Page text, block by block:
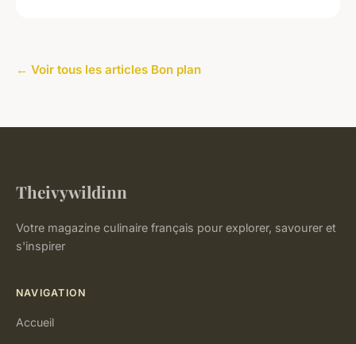
← Voir tous les articles Bon plan
Theivywildinn
Votre magazine culinaire français pour explorer, savourer et
s'inspirer
NAVIGATION
Accueil